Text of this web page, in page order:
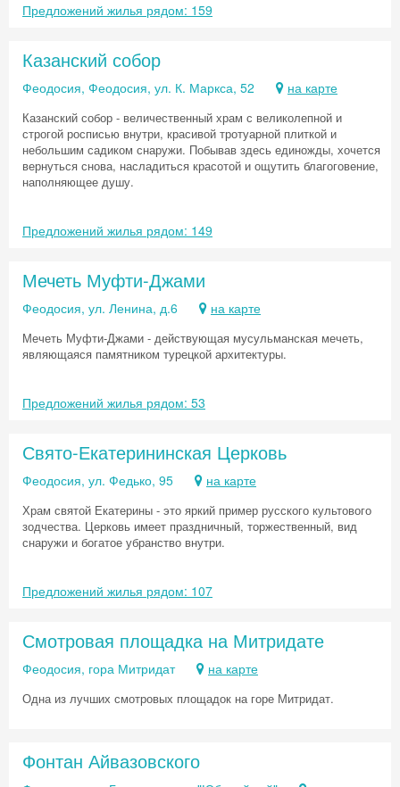
Предложений жилья рядом: 159
Казанский собор
Феодосия, Феодосия, ул. К. Маркса, 52 на карте
Казанский собор - величественный храм с великолепной и
строгой росписью внутри, красивой тротуарной плиткой и
небольшим садиком снаружи. Побывав здесь единожды, хочется
вернуться снова, насладиться красотой и ощутить благоговение,
наполняющее душу.
Предложений жилья рядом: 149
Мечеть Муфти-Джами
Феодосия, ул. Ленина, д.6 на карте
Мечеть Муфти-Джами - действующая мусульманская мечеть,
являющаяся памятником турецкой архитектуры.
Предложений жилья рядом: 53
Свято-Екатерининская Церковь
Феодосия, ул. Федько, 95 на карте
Храм святой Екатерины - это яркий пример русского культового
зодчества. Церковь имеет праздничный, торжественный, вид
снаружи и богатое убранство внутри.
Предложений жилья рядом: 107
Смотровая площадка на Митридате
Феодосия, гора Митридат на карте
Одна из лучших смотровых площадок на горе Митридат.
Фонтан Айвазовского